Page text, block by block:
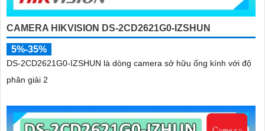
CAMERA HIKVISION DS-2CD2621G0-IZSHUN
5%-35%
DS-2CD2621G0-IZSHUN là dòng camera sở hữu ống kính với độ
phân giải 2